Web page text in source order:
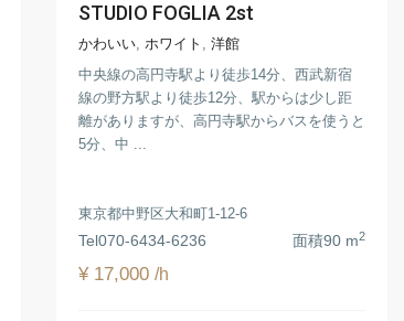
STUDIO FOGLIA 2st
かわいい, ホワイト , 洋館
中央線の高円寺駅より徒歩14分、西武新宿
線の野方駅より徒歩12分、駅からは少し距
離がありますが、高円寺駅からバスを使うと
5分、中 ...
東京都中野区大和町1-12-6
Tel070-6434-6236 面積90 m2
¥ 17,000 /h